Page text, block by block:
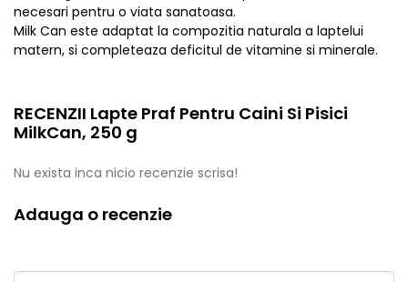
necesari pentru o viata sanatoasa.
Milk Can este adaptat la compozitia naturala a laptelui
matern, si completeaza deficitul de vitamine si minerale.
RECENZII Lapte Praf Pentru Caini Si Pisici
MilkCan, 250 g
Nu exista inca nicio recenzie scrisa!
Adauga o recenzie